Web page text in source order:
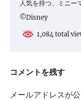
人気を持つ、ミニー
©Disney
1,084 total
コメントを残す
メールアドレスが